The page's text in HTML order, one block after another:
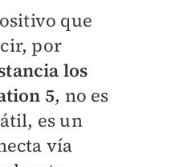
que
por
los
5, no es
es un
vía